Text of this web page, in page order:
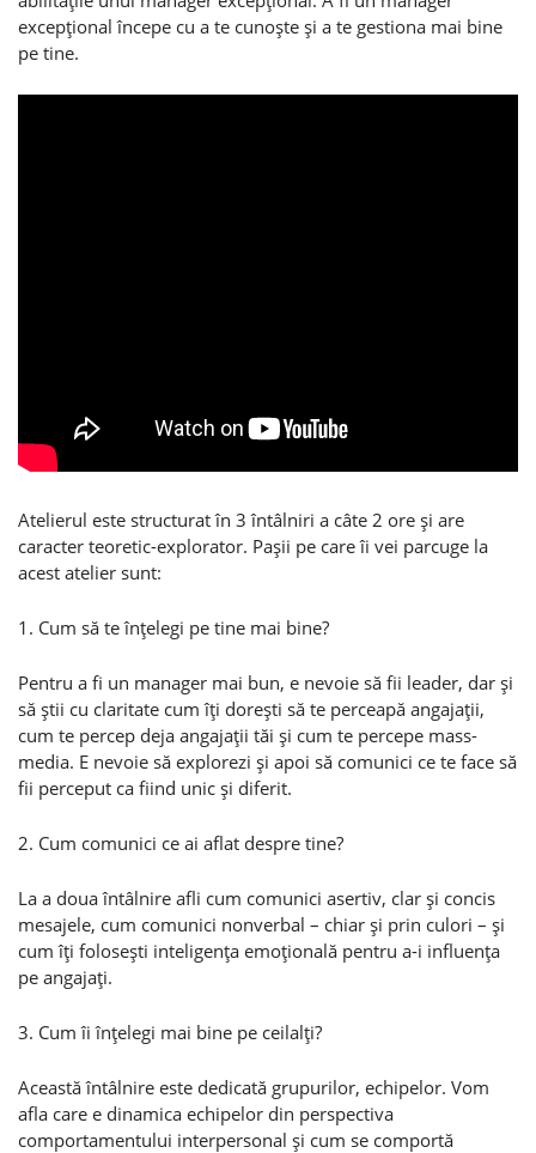
excepţional începe cu a te cunoşte şi a te gestiona mai bine
pe tine.
Atelierul este structurat în 3 întâlniri a câte 2 ore şi are
caracter teoretic-explorator. Paşii pe care îi vei parcuge la
acest atelier sunt:
1. Cum să te înţelegi pe tine mai bine?
Pentru a fi un manager mai bun, e nevoie să fii leader, dar şi
să ştii cu claritate cum îţi doreşti să te perceapă angajaţii,
cum te percep deja angajaţii tăi şi cum te percepe mass-
media. E nevoie să explorezi şi apoi să comunici ce te face să
fii perceput ca fiind unic şi diferit.
2. Cum comunici ce ai aflat despre tine?
La a doua întâlnire afli cum comunici asertiv, clar şi concis
mesajele, cum comunici nonverbal – chiar şi prin culori – şi
cum îţi foloseşti inteligenţa emoţională pentru a-i influenţa
pe angajaţi.
3. Cum îi înţelegi mai bine pe ceilalţi?
Această întâlnire este dedicată grupurilor, echipelor. Vom
afla care e dinamica echipelor din perspectiva
comportamentului interpersonal şi cum se comportă